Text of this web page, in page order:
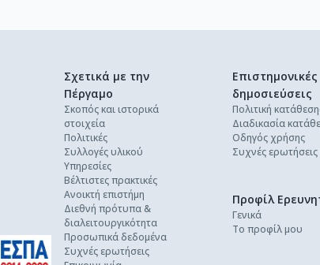
Σχετικά με την
Πέργαμο
Σκοπός και ιστορικά
στοιχεία
Πολιτικές
Συλλογές υλικού
Υπηρεσίες
Βέλτιστες πρακτικές
Ανοικτή επιστήμη
Διεθνή πρότυπα &
διαλειτουργικότητα
Προσωπικά δεδομένα
Συχνές ερωτήσεις
Επιστημονικές
δημοσιεύσεις
Πολιτική
Διαδικασία
Οδηγός χρήσης
Συχνές ερωτήσεις
Προφίλ
Γενικά
Το προφίλ μου